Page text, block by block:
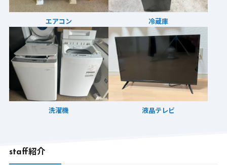
エアコン 冷蔵庫
洗濯機 液晶テレビ
staff紹介